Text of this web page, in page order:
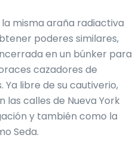
misma araña radiactiva
poderes similares,
en un búnker para
cazadores de
libre de su cautiverio,
calles de Nueva York
y también como la
Seda.